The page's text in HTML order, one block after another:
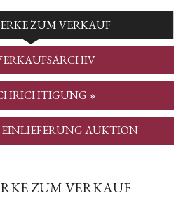
ZUM VERKAUF
»
AUKTION
ZUM VERKAUF